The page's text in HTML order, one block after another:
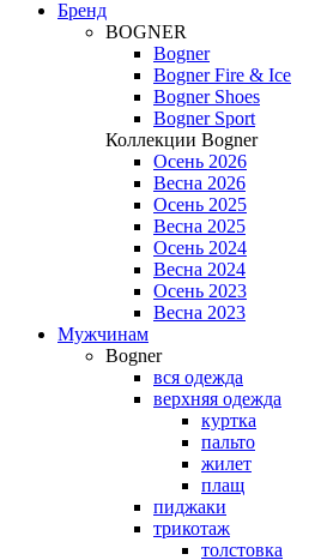
Бренд
BOGNER
Bogner
Bogner Fire & Ice
Bogner Shoes
Bogner Sport
Коллекции Bogner
Осень 2026
Весна 2026
Осень 2025
Весна 2025
Осень 2024
Весна 2024
Осень 2023
Весна 2023
Мужчинам
Bogner
вся одежда
верхняя одежда
куртка
пальто
жилет
плащ
пиджаки
трикотаж
толстовка